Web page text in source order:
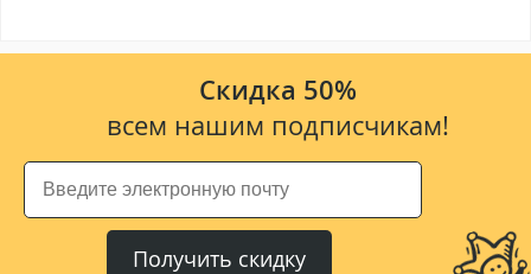
Скидка 50%
всем нашим подписчикам!
Получить скидку